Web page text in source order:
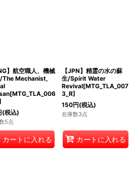
】航空職人、機械
The Mechanist,
(税込)
5点
カートに入れる
【JPN】精霊の水の蘇
生/Spirit Water
Revival[MTG_TLA_007
3_R]
150円(税込)
在庫数3点
カートに入れる